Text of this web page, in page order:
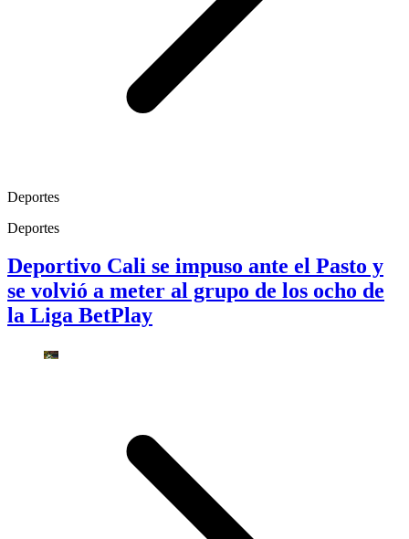
Deportes
Deportes
Deportivo Cali se impuso ante el Pasto y
se volvió a meter al grupo de los ocho de
la Liga BetPlay